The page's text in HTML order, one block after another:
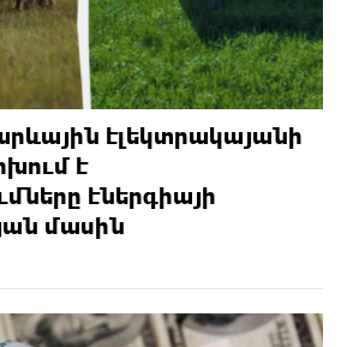
էլեկտրակայանի
է
էներգիայի
մասին